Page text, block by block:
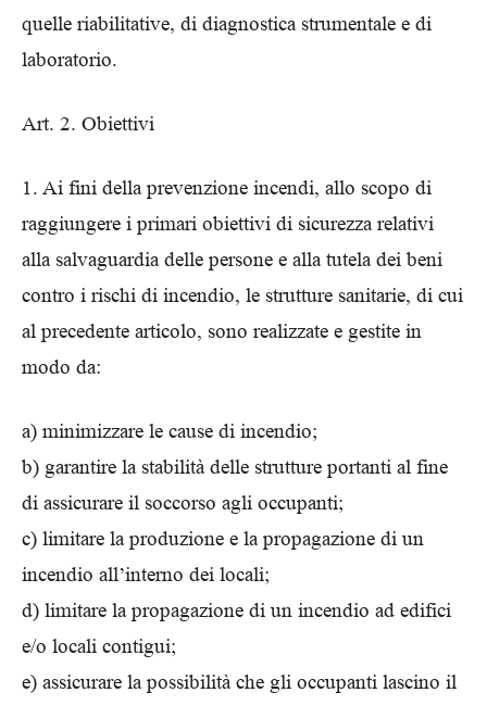
quelle riabilitative, di diagnostica strumentale e di
laboratorio.
Art. 2. Obiettivi
1. Ai fini della prevenzione incendi, allo scopo di
raggiungere i primari obiettivi di sicurezza relativi
alla salvaguardia delle persone e alla tutela dei beni
contro i rischi di incendio, le strutture sanitarie, di cui
al precedente articolo, sono realizzate e gestite in
modo da:
a) minimizzare le cause di incendio;
b) garantire la stabilità delle strutture portanti al fine
di assicurare il soccorso agli occupanti;
c) limitare la produzione e la propagazione di un
incendio all’interno dei locali;
d) limitare la propagazione di un incendio ad edifici
e/o locali contigui;
e) assicurare la possibilità che gli occupanti lascino il